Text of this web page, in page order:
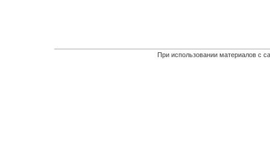
При использовании материалов с